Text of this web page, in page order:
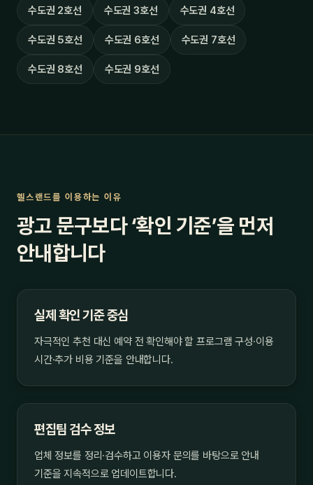
수도권 2호선 수도권 3호선 수도권 4호선
수도권 5호선 수도권 6호선 수도권 7호선
수도권 8호선 수도권 9호선
헬스랜드를 이용하는 이유
광고 문구보다 ‘확인 기준’을 먼저
안내합니다
실제 확인 기준 중심
자극적인 추천 대신 예약 전 확인해야 할 프로그램 구성·이용
시간·추가 비용 기준을 안내합니다.
편집팀 검수 정보
업체 정보를 정리·검수하고 이용자 문의를 바탕으로 안내
기준을 지속적으로 업데이트합니다.